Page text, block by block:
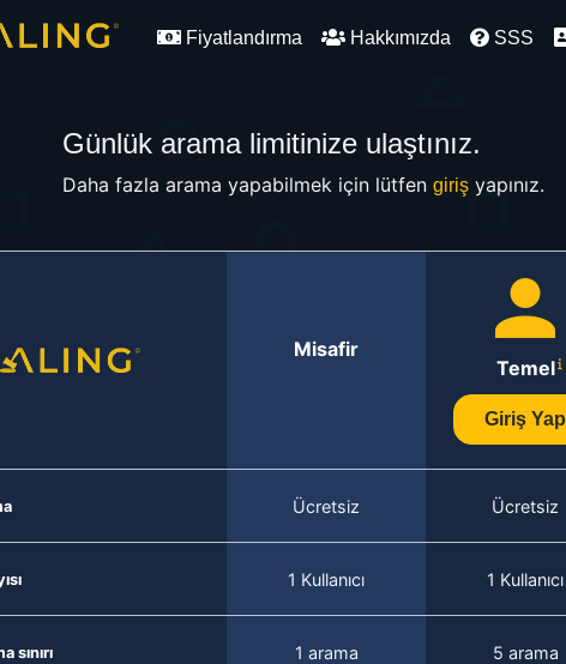
Fiyatlandırma Hakkımızda SSS
Günlük arama limitinize ulaştınız.
Daha fazla arama yapabilmek için lütfen girişyapınız.
Misafir
Temel
Giriş Yap
Ücretsiz Ücretsiz
1 Kullanıcı 1 Kullanıcı
sınırı 1 arama 5 arama